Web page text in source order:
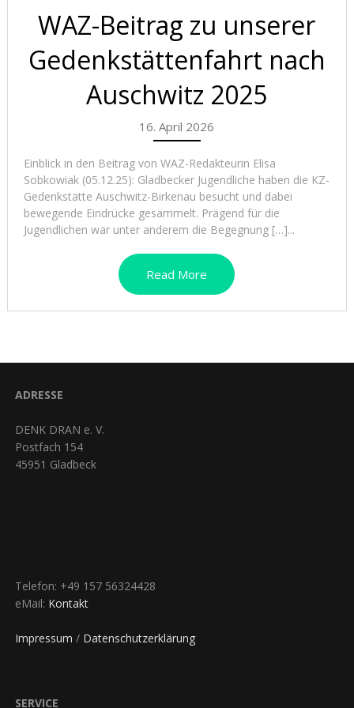
WAZ-Beitrag zu unserer
Gedenkstättenfahrt nach
Auschwitz 2025
16. April 2026
Einblick in den Beitrag von WAZ-Redakteurin Elisa
Sobkowiak (05.12.25): Gladbecker Jugendliche haben die KZ-
Gedenkstätte Auschwitz-Birkenau besucht und dabei
bewegende Eindrücke gesammelt. Prägend für die
Jugendlichen war unter anderem die Begegnung […]...
Read More
ADRESSE
DENK DRAN e. V.
Postfach 154
45951 Gladbeck
Telefon: +49 157 56324428
eMail: Kontakt
Impressum / Datenschutzerklärung
SERVICE